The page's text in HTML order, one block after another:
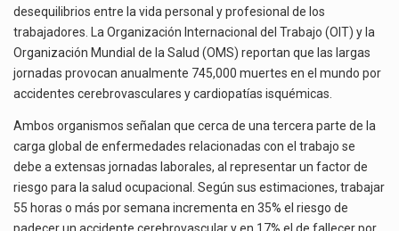
desequilibrios entre la vida personal y profesional de los
trabajadores. La Organización Internacional del Trabajo (OIT) y la
Organización Mundial de la Salud (OMS) reportan que las largas
jornadas provocan anualmente 745,000 muertes en el mundo por
accidentes cerebrovasculares y cardiopatías isquémicas.
Ambos organismos señalan que cerca de una tercera parte de la
carga global de enfermedades relacionadas con el trabajo se
debe a extensas jornadas laborales, al representar un factor de
riesgo para la salud ocupacional. Según sus estimaciones, trabajar
55 horas o más por semana incrementa en 35% el riesgo de
padecer un accidente cerebrovascular y en 17% el de fallecer por